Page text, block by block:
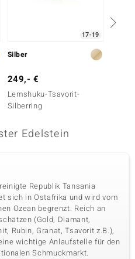
17-19
Silber
249,- €
Lemshuku-Tsavorit-
Silberring
Edelstein
Republik Tansania
sich in Ostafrika und wird vom
Ozean begrenzt. Reich an
(Gold, Diamant,
Rubin, Granat, Tsavorit z.B.),
wichtige Anlaufstelle für den
Schmuckmarkt.